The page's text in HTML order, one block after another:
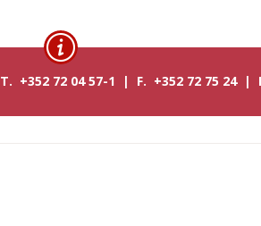
T. +352 72 04 57-1 | F. +352 72 75 24 |